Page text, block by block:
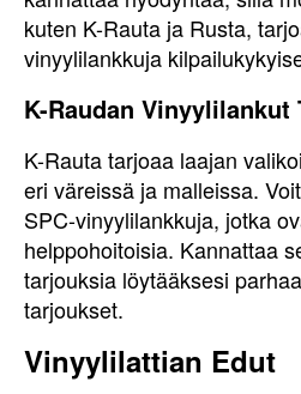
kuten K-Rauta ja Rusta,
vinyylilankkuja
K-Raudan Vinyylilankut
K-Rauta tarjoaa laajan
eri väreissä ja malleissa.
SPC-vinyylilankkuja, jotka
helppohoitoisia. Kannattaa
tarjouksia löytääksesi
tarjoukset.
Vinyylilattian Edut